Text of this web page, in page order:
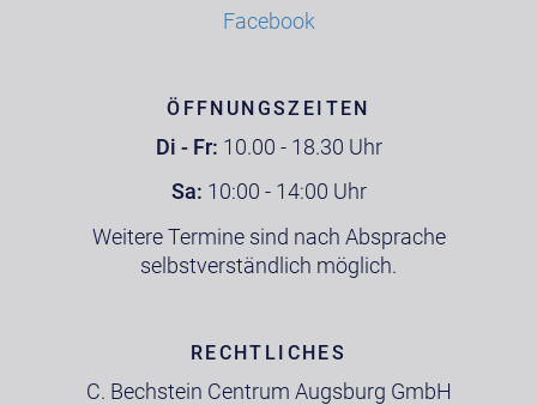
Facebook
ÖFFNUNGSZEITEN
Di - Fr: 10.00 - 18.30 Uhr
Sa: 10:00 - 14:00 Uhr
Weitere Termine sind nach Absprache
selbstverständlich möglich.
RECHTLICHES
C. Bechstein Centrum Augsburg GmbH